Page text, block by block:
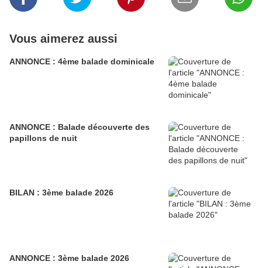
Vous aimerez aussi
ANNONCE : 4ème balade dominicale
ANNONCE : Balade découverte des
papillons de nuit
BILAN : 3ème balade 2026
ANNONCE : 3ème balade 2026